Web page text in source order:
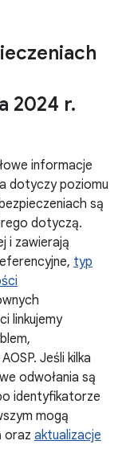
2024 r.
informacje
dotyczy poziomu
są
dotyczą.
i zawierają
typ
linkujemy
Jeśli kilka
odwołania są
identyfikatorze
mogą
oraz aktualizacje